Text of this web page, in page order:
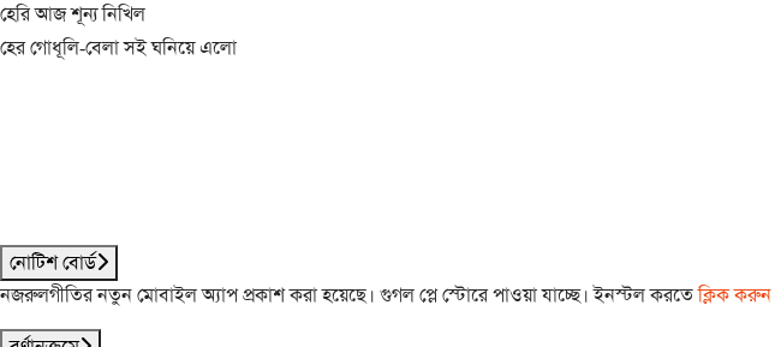
হেরি আজ শূন্য নিখিল
হের গোধূলি-বেলা সই ঘনিয়ে এলো
নোটিশ বোর্ড
নজরুলগীতির নতুন মোবাইল অ্যাপ প্রকাশ করা হয়েছে। গুগল প্লে স্টোরে পাওয়া যাচ্ছে। ইনস্টল করতেক্লিক করুন